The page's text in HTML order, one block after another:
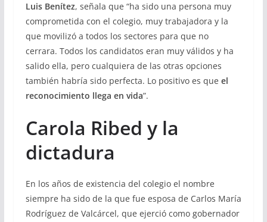
Luis Benítez, señala que “ha sido una persona muy
comprometida con el colegio, muy trabajadora y la
que movilizó a todos los sectores para que no
cerrara. Todos los candidatos eran muy válidos y ha
salido ella, pero cualquiera de las otras opciones
también habría sido perfecta. Lo positivo es que el
reconocimiento llega en vida”.
Carola Ribed y la
dictadura
En los años de existencia del colegio el nombre
siempre ha sido de la que fue esposa de Carlos María
Rodríguez de Valcárcel, que ejerció como gobernador